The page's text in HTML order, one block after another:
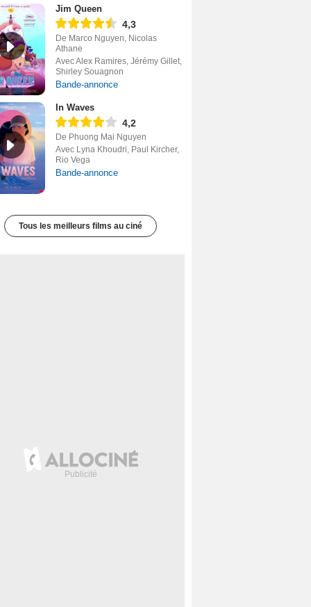
Jim Queen
4,3
De Marco Nguyen, Nicolas
Athane
Avec Alex Ramires, Jérémy Gillet,
Shirley Souagnon
Bande-annonce
In Waves
4,2
De Phuong Mai Nguyen
Avec Lyna Khoudri, Paul Kircher,
Rio Vega
Bande-annonce
Tous les meilleurs films au ciné